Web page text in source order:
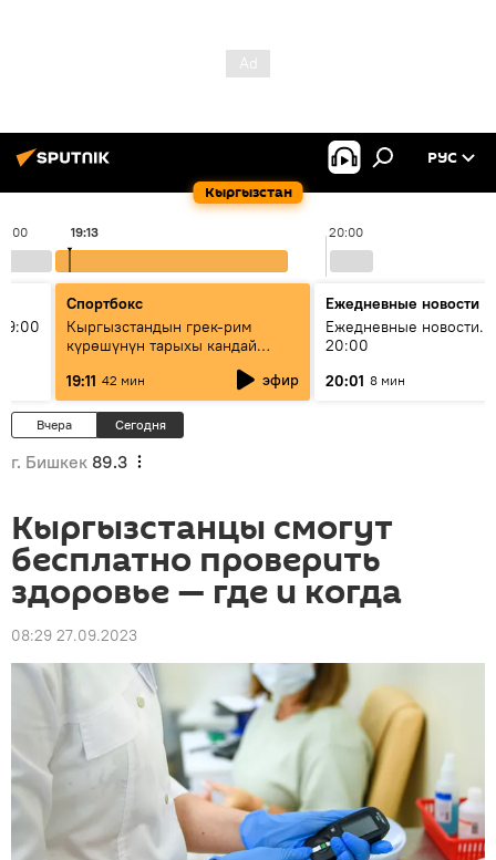
Кыргызстан
РУС
20:00
19:13
Спортбокс
Кыргызстандын грек-рим
күрөшүнүн тарыхы кандай
19:11 42 мин эфир
Ежедневные новости
Ежедневные новости.
20:00
20:01 8 мин
Вчера Сегодня
г. Бишкек 89.3
Кыргызстанцы смогут
бесплатно проверить
здоровье — где и когда
08:29 27.09.2023